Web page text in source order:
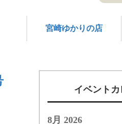
宮崎ゆかりの店
イベント
8月 2026